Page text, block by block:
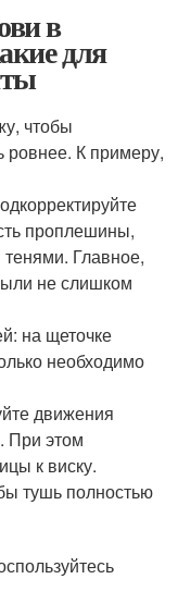
в
для
чтобы
ровнее. К примеру,
проплешины,
Главное,
не слишком
на щеточке
необходимо
движения
При этом
к виску.
тушь полностью